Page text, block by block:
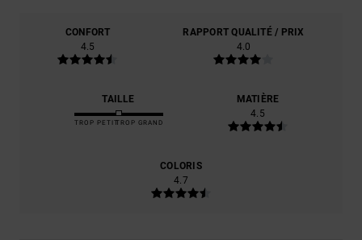
CONFORT
4.5
RAPPORT QUALITÉ / PRIX
4.0
TAILLE
TROP PETITTROP GRAND
MATIÈRE
4.5
COLORIS
4.7